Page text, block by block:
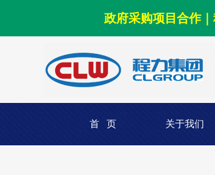
政府采购项目合作
首 页 关于我们